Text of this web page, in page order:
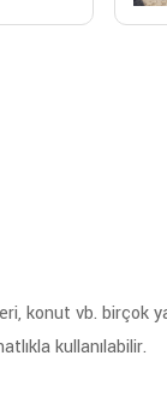
konut vb. birçok
kullanılabilir.